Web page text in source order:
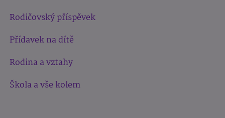
Rodičovský příspěvek
Přídavek na dítě
Rodina a vztahy
Škola a vše kolem